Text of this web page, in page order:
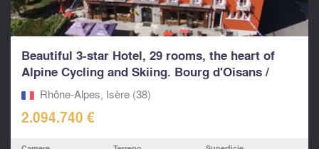
Beautiful 3-star Hotel, 29 rooms, the heart of
Alpine Cycling and Skiing. Bourg d'Oisans /
Alpe d'Hu
Rhône-Alpes, Isère (38)
2.094.740 €